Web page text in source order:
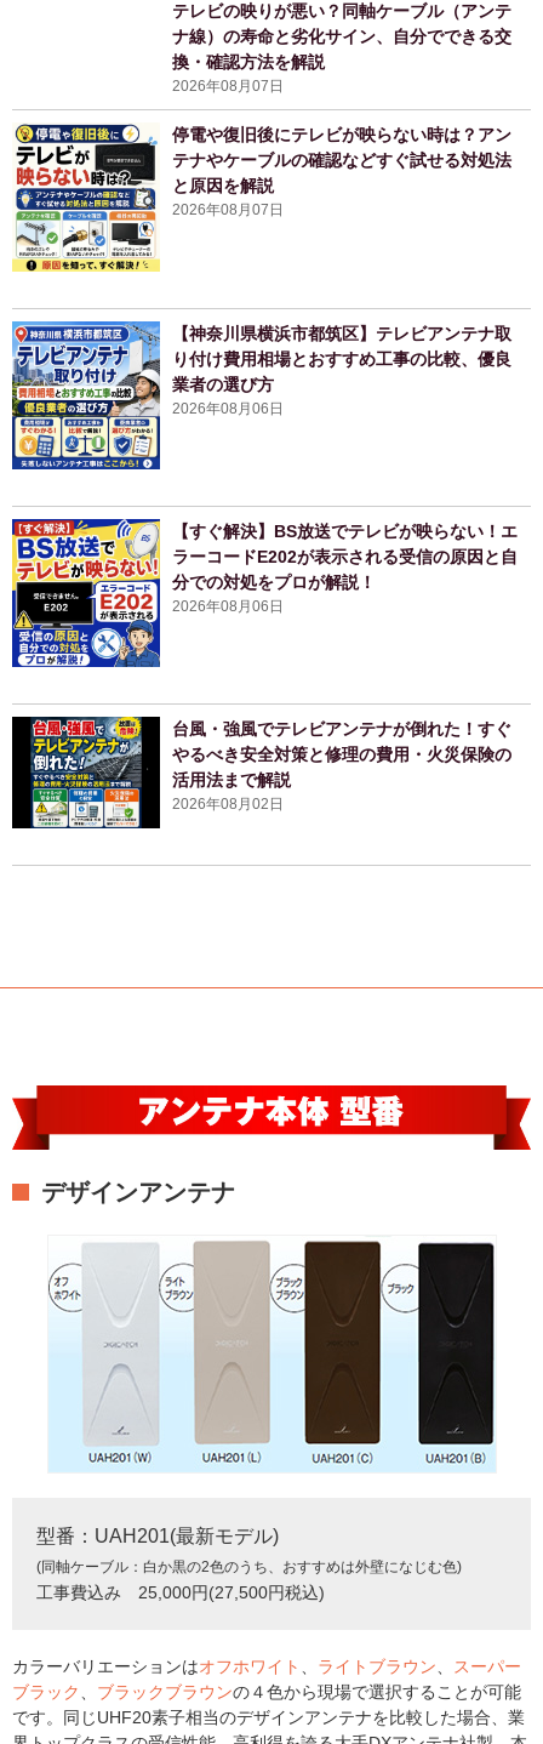
テレビの映りが悪い？同軸ケーブル（アンテ
ナ線）の寿命と劣化サイン、自分でできる交
換・確認方法を解説
2026年08月07日
停電や復旧後にテレビが映らない時は？アン
テナやケーブルの確認などすぐ試せる対処法
と原因を解説
2026年08月07日
【神奈川県横浜市都筑区】テレビアンテナ取
り付け費用相場とおすすめ工事の比較、優良
業者の選び方
2026年08月06日
【すぐ解決】BS放送でテレビが映らない！エ
ラーコードE202が表示される受信の原因と自
分での対処をプロが解説！
2026年08月06日
台風・強風でテレビアンテナが倒れた！すぐ
やるべき安全対策と修理の費用・火災保険の
活用法まで解説
2026年08月02日
デザインアンテナ
型番：UAH201(最新モデル)
(同軸ケーブル：白か黒の2色のうち、おすすめは外壁になじむ色)
工事費込み 25,000円(27,500円税込)
カラーバリエーションはオフホワイト ライトブラウン
スーパー
ブラック
ブラックブラウンの４色から現場で選択することが可能
です。同じUHF20素子相当のデザインアンテナを比較した場合、業